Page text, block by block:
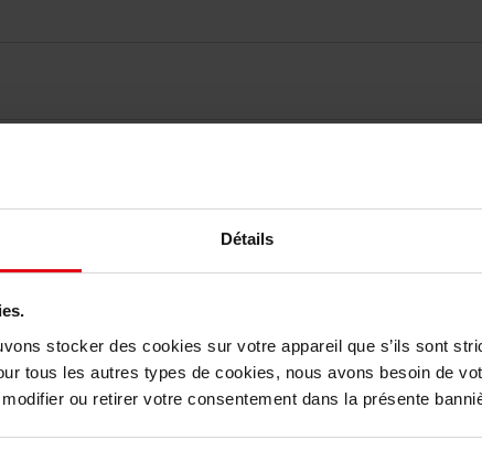
Détails
stocker des cookies sur votre appareil que s’ils sont
tous les autres types de cookies, nous avons besoin de
ou retirer votre consentement dans la présente
Oublié quelque chose ?